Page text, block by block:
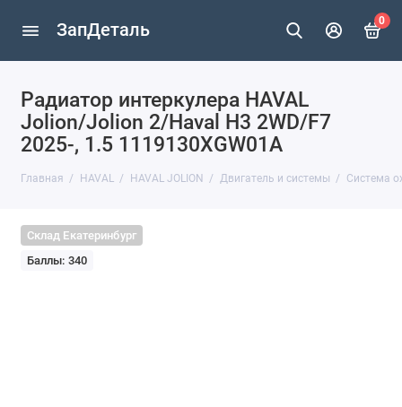
ЗапДеталь 0
Радиатор интеркулера HAVAL
Jolion/Jolion 2/Haval H3 2WD/F7
2025-, 1.5 1119130XGW01A
Главная HAVAL HAVAL JOLION Двигатель и системы Система
Склад Екатеринбург
Баллы: 340